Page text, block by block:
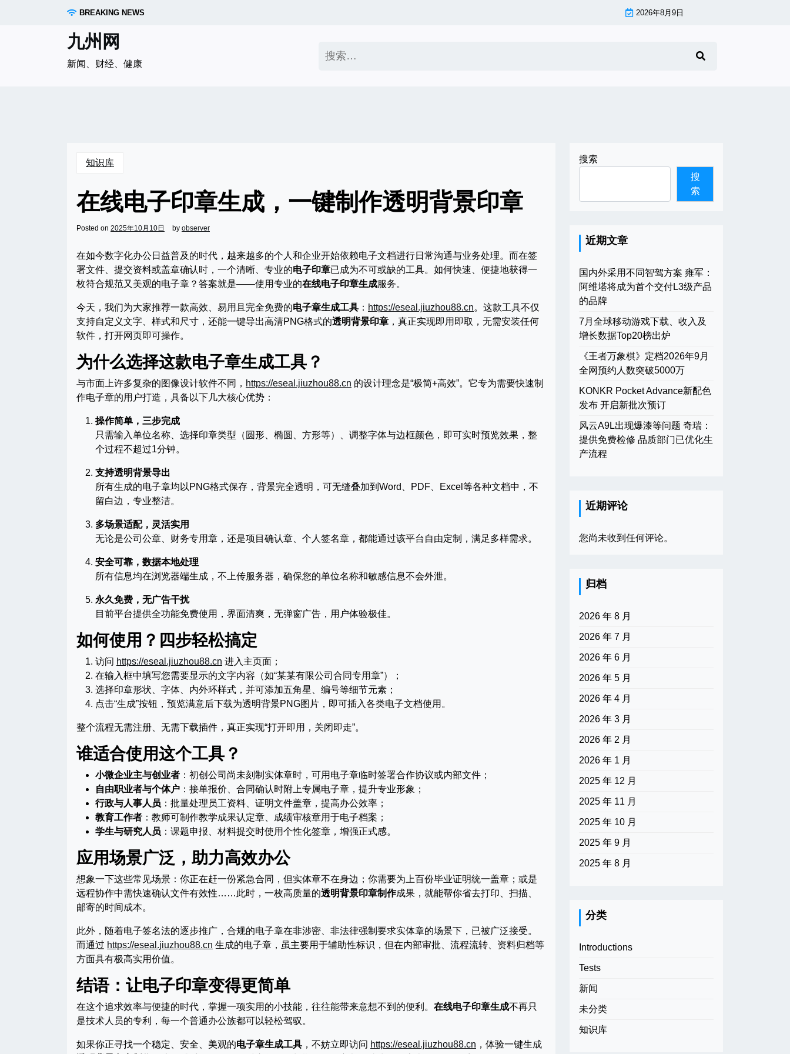
BREAKING NEWS 2026年8月9日
九州网
新闻、财经、健康
索：
知识库
在线电子印章生成，一键制作透明背景印章
Posted on 2025年10月10日 by observer
在如今数字化办公日益普及的时代，越来越多的个人和企业开始依赖电子文档进行日常沟通与业务处理。而在签
署文件、提交资料或盖章确认时，一个清晰、专业的电子印章已成为不可或缺的工具。如何快速、便捷地获得一
枚符合规范又美观的电子章？答案就是——使用专业的在线电子印章生成服务。
今天，我们为大家推荐一款高效、易用且完全免费的电子章生成工具 ： https://eseal.jiuzhou88.cn。这款工具不仅
支持自定义文字、样式和尺寸，还能一键导出高清PNG格式的透明背景印章 ，真正实现即用即取，无需安装任何
软件，打开网页即可操作。
为什么选择这款电子章生成工具？
与市面上许多复杂的图像设计软件不同， https://eseal.jiuzhou88.cn 的设计理念是“极简+高效”。它专为需要快速制
作电子章的用户打造，具备以下几大核心优势：
操作简单，三步完成
只需输入单位名称、选择印章类型（圆形、椭圆、方形等）、调整字体与边框颜色，即可实时预览效果，整
个过程不超过1分钟。
支持透明背景导出
所有生成的电子章均以PNG格式保存，背景完全透明，可无缝叠加到Word、PDF、Excel等各种文档中，不
留白边，专业整洁。
多场景适配，灵活实用
无论是公司公章、财务专用章，还是项目确认章、个人签名章，都能通过该平台自由定制，满足多样需求。
安全可靠，数据本地处理
所有信息均在浏览器端生成，不上传服务器，确保您的单位名称和敏感信息不会外泄。
永久免费，无广告干扰
目前平台提供全功能免费使用，界面清爽，无弹窗广告，用户体验极佳。
如何使用？四步轻松搞定
访问 https://eseal.jiuzhou88.cn 进入主页面；
在输入框中填写您需要显示的文字内容（如“某某有限公司合同专用章”）；
选择印章形状、字体、内外环样式，并可添加五角星、编号等细节元素；
点击“生成”按钮，预览满意后下载为透明背景PNG图片，即可插入各类电子文档使用。
整个流程无需注册、无需下载插件，真正实现“打开即用，关闭即走”。
谁适合使用这个工具？
小微企业主与创业者 ：初创公司尚未刻制实体章时，可用电子章临时签署合作协议或内部文件；
自由职业者与个体户 ：接单报价、合同确认时附上专属电子章，提升专业形象；
行政与人事人员 ：批量处理员工资料、证明文件盖章，提高办公效率；
教育工作者 ：教师可制作教学成果认定章、成绩审核章用于电子档案；
学生与研究人员 ：课题申报、材料提交时使用个性化签章，增强正式感。
应用场景广泛，助力高效办公
想象一下这些常见场景：你正在赶一份紧急合同，但实体章不在身边；你需要为上百份毕业证明统一盖章；或是
远程协作中需快速确认文件有效性……此时，一枚高质量的透明背景印章制作成果，就能帮你省去打印、扫描、
邮寄的时间成本。
此外，随着电子签名法的逐步推广，合规的电子章在非涉密、非法律强制要求实体章的场景下，已被广泛接受。
而通过 https://eseal.jiuzhou88.cn 生成的电子章，虽主要用于辅助性标识，但在内部审批、流程流转、资料归档等
方面具有极高实用价值。
结语：让电子印章变得更简单
在这个追求效率与便捷的时代，掌握一项实用的小技能，往往能带来意想不到的便利。 在线电子印章生成不再只
是技术人员的专利，每一个普通办公族都可以轻松驾驭。
如果你正寻找一个稳定、安全、美观的电子章生成工具 ，不妨立即访问 https://eseal.jiuzhou88.cn ，体验一键生成
搜索
搜
索
近期文章
国内外采用不同智驾方案 雍军：
阿维塔将成为首个交付L3级产品
的品牌
7月全球移动游戏下载、收入及
增长数据Top20榜出炉
《王者万象棋》定档2026年9月
全网预约人数突破5000万
KONKR Pocket Advance新配色
发布 开启新批次预订
风云A9L出现爆漆等问题 奇瑞：
提供免费检修 品质部门已优化生
产流程
近期评论
您尚未收到任何评论。
归档
2026 年 8 月
2026 年 7 月
2026 年 6 月
2026 年 5 月
2026 年 4 月
2026 年 3 月
2026 年 2 月
2026 年 1 月
2025 年 12 月
2025 年 11 月
2025 年 10 月
2025 年 9 月
2025 年 8 月
分类
Introductions
Tests
新闻
未分类
知识库